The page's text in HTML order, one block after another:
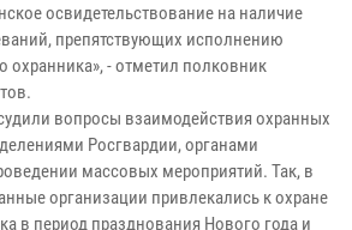
освидетельствование на наличие
препятствующих исполнению
охранника», - отметил полковник
вопросы взаимодействия охранных
Росгвардии, органами
массовых мероприятий. Так, в
организации привлекались к охране
в период празднования Нового года и